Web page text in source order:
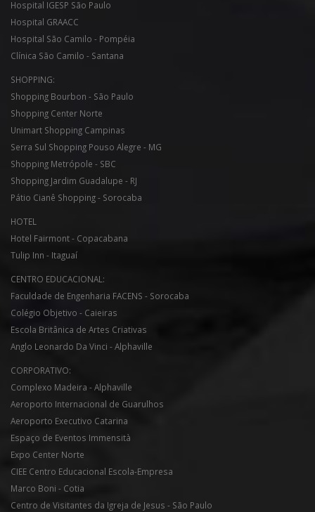
Hospital IGESP São Paulo
Hospital GRAACC
Hospital São Camilo - Pompéia
Clínica São Camilo - Santana
SHOPPING:
Shopping Bourbon - São Paulo
Shopping Center Norte
Unimart Shopping Campinas
Serra Sul Shopping Pouso Alegre - MG
Shopping Metrópole - SBC
Shopping Jardim Guadalupe - RJ
Pátio Cianê Shopping - Sorocaba
HOTEL
Hotel Fairmont - Copacabana
Tulip Inn - Itaguaí
CENTRO EDUCACIONAL:
Faculdade de Engenharia FACENS - Sorocaba
Colégio Objetivo - Caieiras
Escola Britânica de Artes Criativas
Anglo Leonardo Da Vinci - Alphaville
CORPORATIVO:
Complexo Madeira - Alphaville
Aeroporto Internacional de Guarulhos
Aeroporto Executivo Catarina
Espaço de Eventos Immensità
Expo Center Norte
CIEE Centro Educacional Escola-Empresa
Marco Boni - Cotia
Centro de Visitantes da Igreja de Jesus - São Paulo